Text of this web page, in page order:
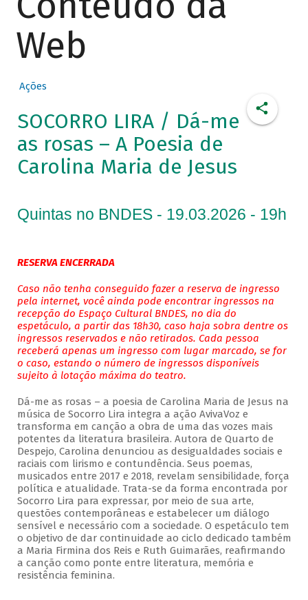
Web
Ações
SOCORRO LIRA / Dá-me
as rosas – A Poesia de
Carolina Maria de Jesus
Quintas no BNDES - 19.03.2026 - 19h
RESERVA ENCERRADA
Caso não tenha conseguido fazer a reserva de ingresso
pela internet, você ainda pode encontrar ingressos na
recepção do Espaço Cultural BNDES, no dia do
espetáculo, a partir das 18h30, caso haja sobra dentre os
ingressos reservados e não retirados. Cada pessoa
receberá apenas um ingresso com lugar marcado, se for
o caso, estando o número de ingressos disponíveis
sujeito à lotação máxima do teatro.
Dá-me as rosas – a poesia de Carolina Maria de Jesus na
música de Socorro Lira integra a ação AvivaVoz e
transforma em canção a obra de uma das vozes mais
potentes da literatura brasileira. Autora de Quarto de
Despejo, Carolina denunciou as desigualdades sociais e
raciais com lirismo e contundência. Seus poemas,
musicados entre 2017 e 2018, revelam sensibilidade, força
política e atualidade. Trata-se da forma encontrada por
Socorro Lira para expressar, por meio de sua arte,
questões contemporâneas e estabelecer um diálogo
sensível e necessário com a sociedade. O espetáculo tem
o objetivo de dar continuidade ao ciclo dedicado também
a Maria Firmina dos Reis e Ruth Guimarães, reafirmando
a canção como ponte entre literatura, memória e
resistência feminina.